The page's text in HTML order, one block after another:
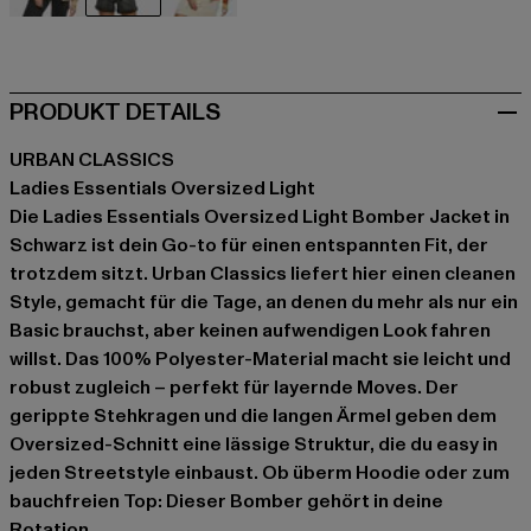
PRODUKT DETAILS
URBAN CLASSICS
Ladies Essentials Oversized Light
Die Ladies Essentials Oversized Light Bomber Jacket in
Schwarz ist dein Go-to für einen entspannten Fit, der
trotzdem sitzt. Urban Classics liefert hier einen cleanen
Style, gemacht für die Tage, an denen du mehr als nur ein
Basic brauchst, aber keinen aufwendigen Look fahren
willst. Das 100% Polyester-Material macht sie leicht und
robust zugleich – perfekt für layernde Moves. Der
gerippte Stehkragen und die langen Ärmel geben dem
Oversized-Schnitt eine lässige Struktur, die du easy in
jeden Streetstyle einbaust. Ob überm Hoodie oder zum
bauchfreien Top: Dieser Bomber gehört in deine